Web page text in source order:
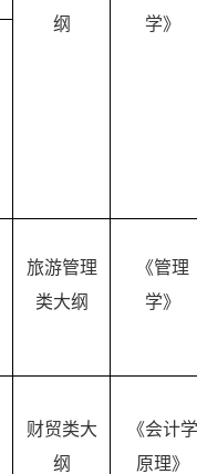
纲
学》
旅游管理
类大纲
《管理
学》
财贸类大
纲
《会计学
原理》